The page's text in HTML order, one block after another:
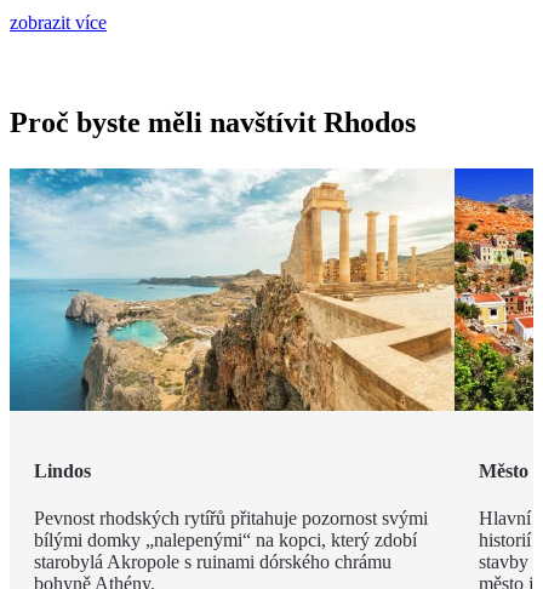
zobrazit více
Proč byste měli navštívit Rhodos
Lindos
Pevnost rhodských rytířů přitahuje pozornost svými
bílými domky „nalepenými“ na kopci, který zdobí
starobylá Akropole s ruinami dórského chrámu
bohyně Athény.
Město
Hlavní
historií
stavby
město